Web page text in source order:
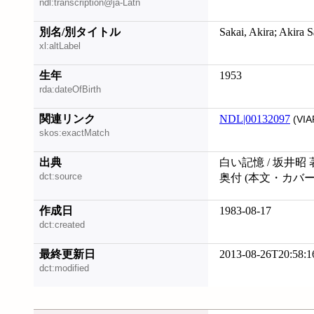
ndl:transcription@ja-Latn
別名/別タイトル
xl:altLabel
Sakai, Akira; Akira
生年
rda:dateOfBirth
1953
関連リンク
skos:exactMatch
NDL|00132097
出典
dct:source
白い記憶 / 坂井昭
奥付 (本文・カバ
作成日
dct:created
1983-08-17
最終更新日
dct:modified
2013-08-